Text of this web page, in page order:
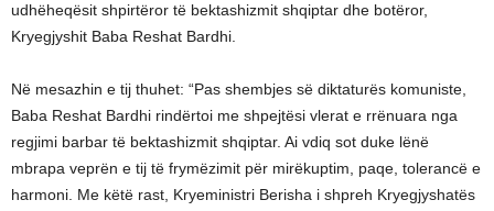
udhëheqësit shpirtëror të bektashizmit shqiptar dhe botëror,
Kryegjyshit Baba Reshat Bardhi.
Në mesazhin e tij thuhet: “Pas shembjes së diktaturës komuniste,
Baba Reshat Bardhi rindërtoi me shpejtësi vlerat e rrënuara nga
regjimi barbar të bektashizmit shqiptar. Ai vdiq sot duke lënë
mbrapa veprën e tij të frymëzimit për mirëkuptim, paqe, tolerancë e
harmoni. Me këtë rast, Kryeministri Berisha i shpreh Kryegjyshatës